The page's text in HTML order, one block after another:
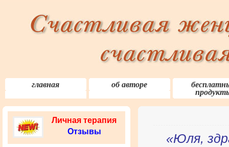
главная об авторе
«Юля,
Личная терапия
Отзывы